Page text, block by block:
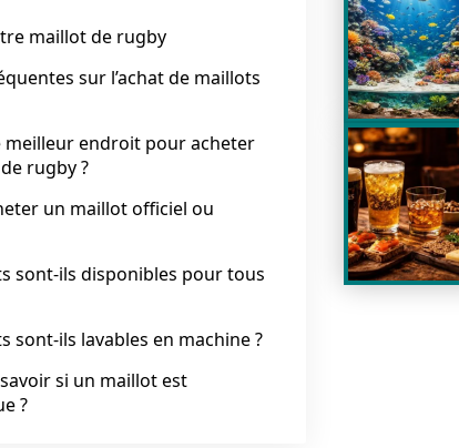
maillot de rugby
sur l’achat de maillots
meilleur endroit pour acheter
rugby ?
un maillot officiel ou
sont-ils disponibles pour tous
sont-ils lavables en machine ?
si un maillot est
?